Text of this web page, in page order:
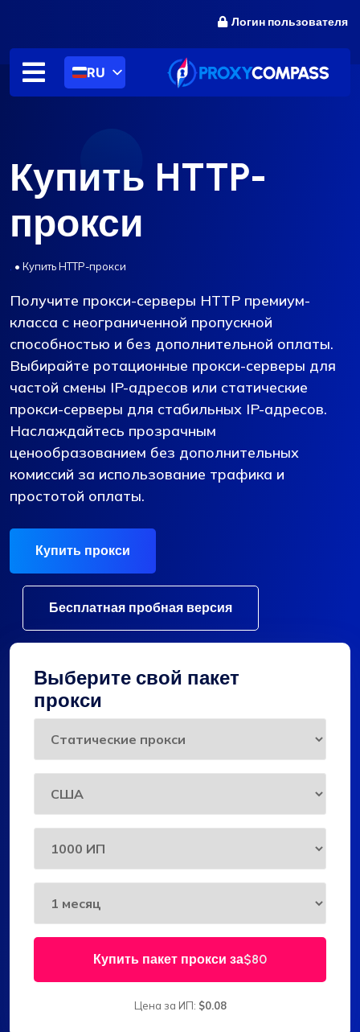
содержанию
Логин пользователя
RU
Купить HTTP-
прокси
• Купить HTTP-прокси
Получите прокси-серверы HTTP премиум-
класса с неограниченной пропускной
способностью и без дополнительной оплаты.
Выбирайте ротационные прокси-серверы для
частой смены IP-адресов или статические
прокси-серверы для стабильных IP-адресов.
Наслаждайтесь прозрачным
ценообразованием без дополнительных
комиссий за использование трафика и
простотой оплаты.
Купить прокси
Бесплатная пробная версия
Выберите свой пакет
прокси
Купить пакет прокси за$80
Цена за ИП: $0.08